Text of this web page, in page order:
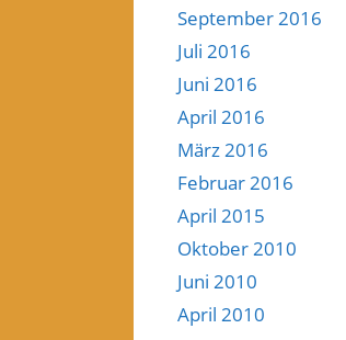
September 2016
Juli 2016
Juni 2016
April 2016
März 2016
Februar 2016
April 2015
Oktober 2010
Juni 2010
April 2010